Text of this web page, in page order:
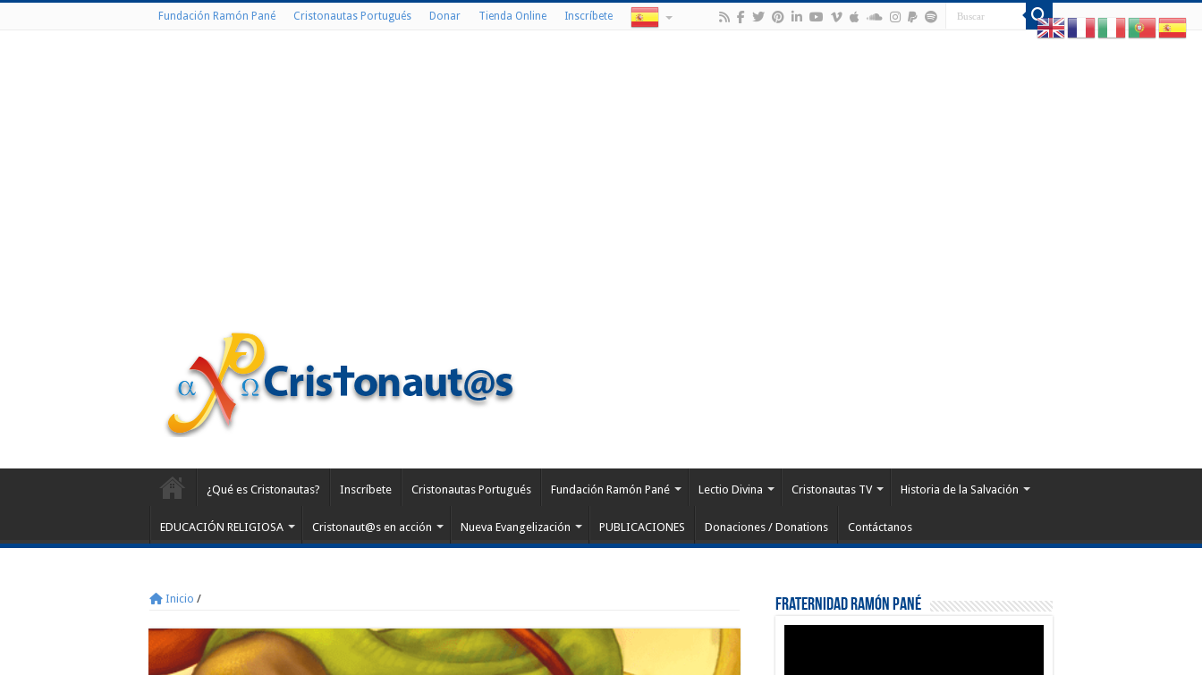
Fundación Ramón Pané Cristonautas Portugués Donar Tienda Online Inscríbete
¿Qué es Cristonautas? Inscríbete Cristonautas Portugués Fundación Ramón Pané Lectio Divina Cristonautas TV Historia de la Salvación
EDUCACIÓN RELIGIOSA Cristonaut@s en acción Nueva Evangelización PUBLICACIONES Donaciones / Donations Contáctanos
Inicio / Fraternidad Ramón Pané